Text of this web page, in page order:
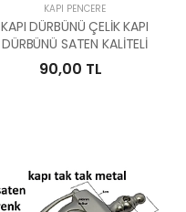
KAPI PENCERE
KAPI DÜRBÜNÜ ÇELİK KAPI
DÜRBÜNÜ SATEN KALİTELİ
90,00 TL